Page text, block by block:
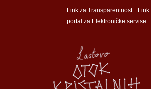
Groblje
Groblje
Link za Transparentnost|
portal za Elektroničke servise